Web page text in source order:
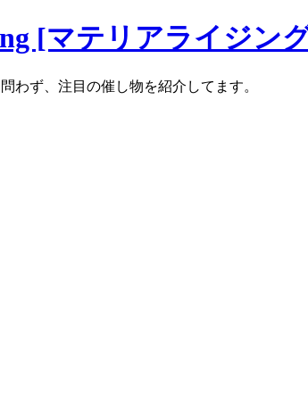
[マテリアライジン
わず、注目の催し物を紹介してます。